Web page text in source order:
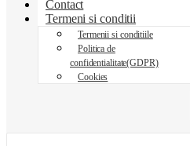
Contact
Termeni si conditii
Termenii si conditiile
Politica de
confidentialitate(GDPR)
Cookies